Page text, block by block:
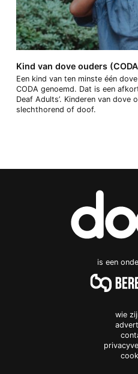
Kind van dove ouders
Een kind van ten minste één
CODA genoemd. Dat is een
Deaf Adults’. Kinderen van dove
slechthorend of doof.
is een
wie